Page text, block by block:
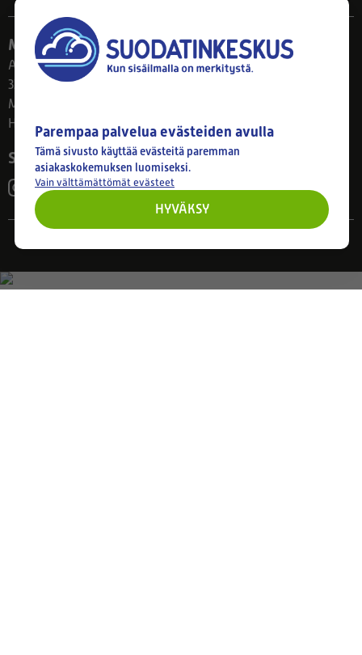
Myymälä
Ahlmanintie 61
33800 Tampere
Ma–Pe 8–17
Huom! Myymälän poikkeusaukiolot: 27.7.-21.8. klo 8-16
Seuraa meitä
Parempaa palvelua evästeiden avulla
Tämä sivusto käyttää evästeitä paremman
asiakaskokemuksen luomiseksi.
Vain välttämättömät evästeet
HYVÄKSY